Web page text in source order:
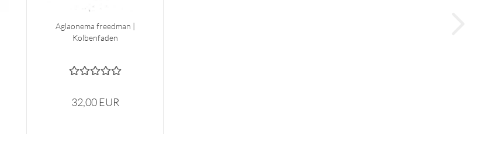
Aglaonema freedman |
Kolbenfaden
32,00 EUR